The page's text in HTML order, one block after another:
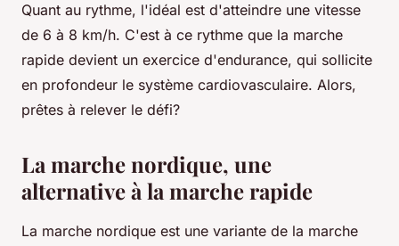
Quant au rythme, l'idéal est d'atteindre une vitesse
de 6 à 8 km/h. C'est à ce rythme que la marche
rapide devient un exercice d'endurance, qui sollicite
en profondeur le système cardiovasculaire. Alors,
prêtes à relever le défi?
La marche nordique, une
alternative à la marche rapide
La marche nordique est une variante de la marche